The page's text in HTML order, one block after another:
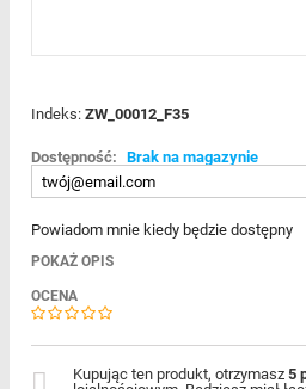
Indeks: ZW_00012_F35
Dostępność: Brak na magazynie
Powiadom mnie kiedy będzie dostępny
POKAŻ OPIS
OCENA
Kupując ten produkt, otrzymasz 5